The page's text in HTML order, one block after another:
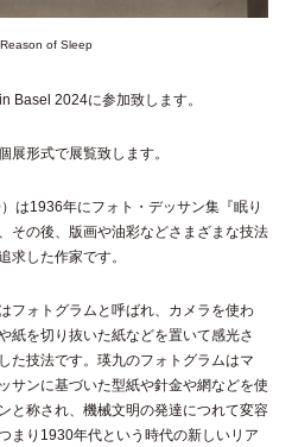
of Sleep
Basel 2024に参加致します。
展形式で展覧致します。
は1936年にフォト・デッサン集『眠り
その後、版画や油彩などさまざまな技法
求した作家です。
フォトグラムと呼ばれ、カメラを使わ
紙を切り抜いた紙などを置いて感光さ
た技法です。瑛九のフォトグラムはマ
サンに基づいた型紙や針金や網などを使
と称され、機械文明の発達につれて変容
まり1930年代という時代の新しいリア